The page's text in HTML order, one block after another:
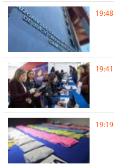
19:48
19:41
19:19